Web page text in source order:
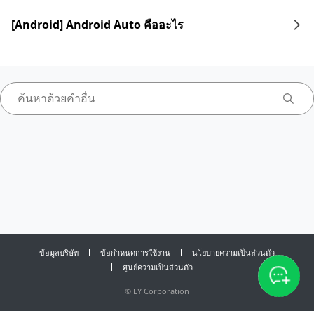
[Android] Android Auto คืออะไร
ข้อมูลบริษัท ข้อกำหนดการใช้งาน
นโยบายความเป็นส่วนตัว
ศูนย์ความเป็นส่วนตัว
© LY Corporation